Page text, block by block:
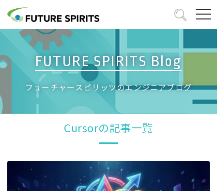
FUTURE SPIRITS Blog
フューチャースピリッツのエンジニアブログ
Cursorの記事一覧